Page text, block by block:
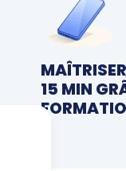
15 MIN